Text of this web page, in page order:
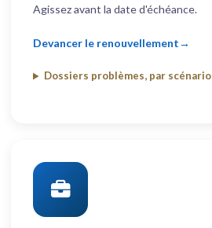
Agissez avant la date d'échéance.
Devancer le renouvellement
Dossiers problèmes, par scénario